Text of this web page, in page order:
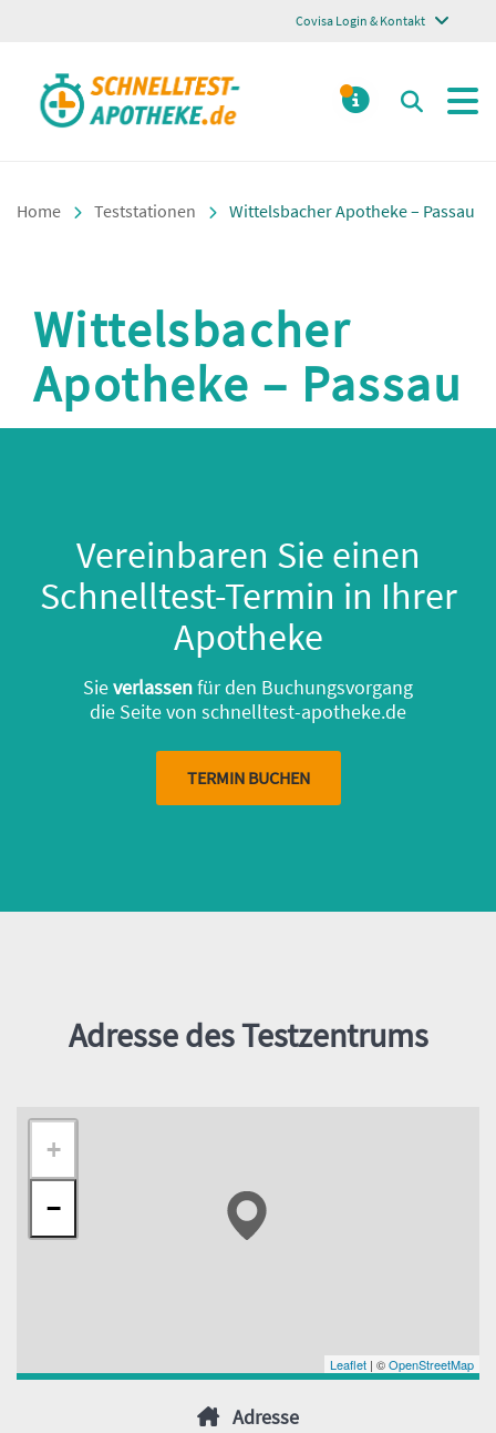
Covisa Login & Kontakt
Schnelltest Apotheke
Suchen
Home Teststationen Wittelsbacher Apotheke – Passau
Wittelsbacher
Apotheke – Passau
Vereinbaren Sie einen
Schnelltest-Termin in Ihrer
Apotheke
Sieverlassenfür den Buchungsvorgang
die Seite von schnelltest-apotheke.de
TERMIN BUCHEN
Adresse des Testzentrums
+
−
Leaflet | ©OpenStreetMap
Adresse